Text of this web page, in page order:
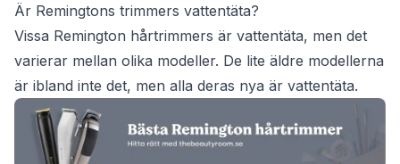
Är Remingtons trimmers vattentäta?
Vissa Remington hårtrimmers är vattentäta, men det
varierar mellan olika modeller. De lite äldre modellerna
är ibland inte det, men alla deras nya är vattentäta.